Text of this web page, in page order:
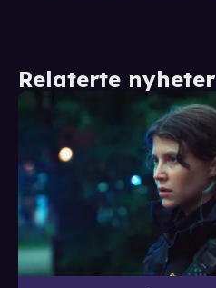
Relaterte nyheter